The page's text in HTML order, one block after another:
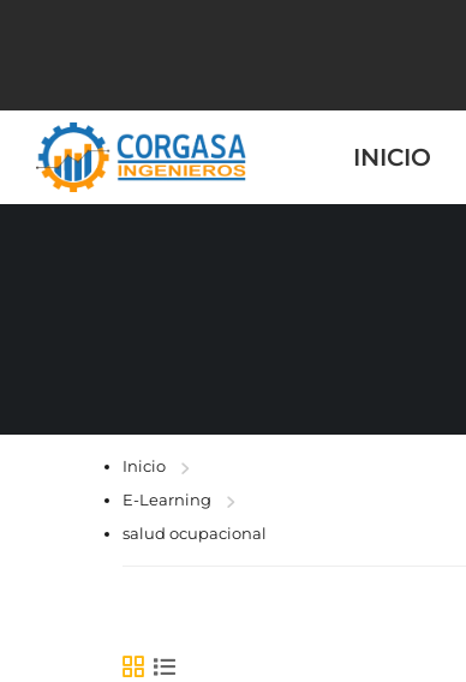
INICIO
Inicio
E-Learning
salud ocupacional